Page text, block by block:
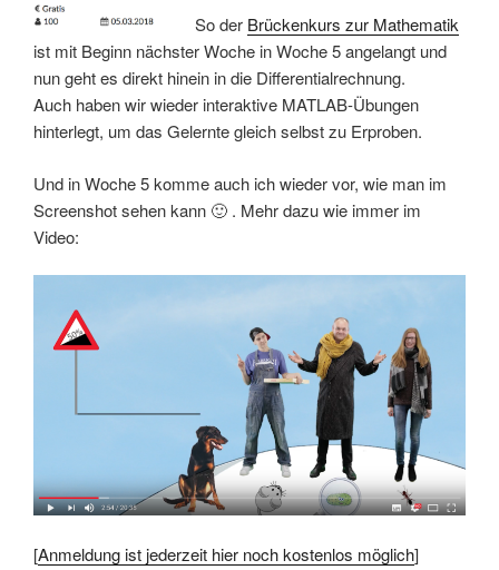
So der Brückenkurs zur Mathematik
ist mit Beginn nächster Woche in Woche 5 angelangt und
nun geht es direkt hinein in die Differentialrechnung.
Auch haben wir wieder interaktive MATLAB-Übungen
hinterlegt, um das Gelernte gleich selbst zu Erproben.
Und in Woche 5 komme auch ich wieder vor, wie man im
Screenshot sehen kann 🙂 . Mehr dazu wie immer im
Video:
[Anmeldung ist jederzeit hier noch kostenlos möglich]